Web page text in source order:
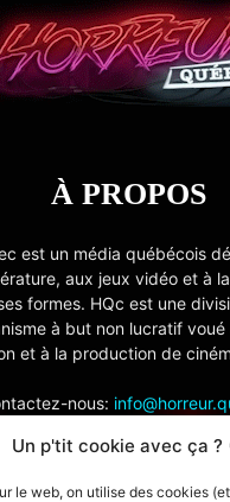
Un p'tit cookie avec ça ?
le web, on utilise des cookies
À PROPOS
est un média québécois
aux jeux vidéo et à
formes. HQc est une
à but non lucratif
et à la production de
nous: